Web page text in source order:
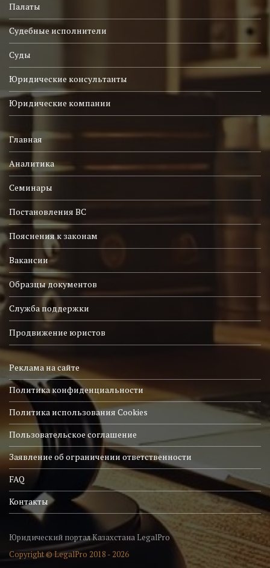
Палаты
Судебные исполнители
Суды
Юридические консультанты
Юридические компании
Главная
Аналитика
Семинары
Постановления ВС
Пояснения к законам
Вакансии
Образцы документов
Служба поддержки
Продвижение юристов
Реклама на сайте
Политика конфиденциальности
Политика использования Cookies
Пользовательское соглашение
Заявление об ограничении ответственности
FAQ
Контакты
Юридический портал Казахстана LegalPro
Copyright © LegalPro 2018 - 2026